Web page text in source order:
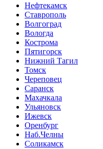
Нефтекамск
Ставрополь
Волгоград
Вологда
Кострома
Пятигорск
Нижний Тагил
Томск
Череповец
Саранск
Махачкала
Ульяновск
Ижевск
Оренбург
Наб.Челны
Соликамск